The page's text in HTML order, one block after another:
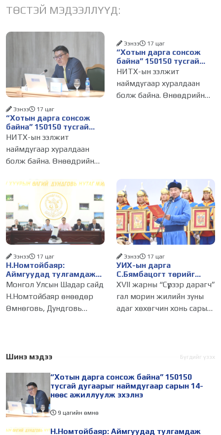
ТӨСТЭЙ МЭДЭЭЛЛҮҮД:
“Хотын дарга сонсож
байна” 150150 тусгай
дугаарыг наймдугаар
сарын 14-нөөс
ажиллуулж эхэлнэ
Ээнээ 17 цаг
НИТХ-ын ээлжит
наймдугаар хуралдаан
болж байна. Өнөөдрийн
нутгийн захиргааны
байгууллага, албан
тушаалтанд 2025, 2026
оны эхний хагас жилийн
байдлаар иргэдээс ирсэн
өргөдөл,
“Хотын дарга сонсож
байна” 150150 тусгай
дугаарыг наймдугаар
сарын 14-нөөс
ажиллуулж эхэлнэ
Ээнээ 17 цаг
НИТХ-ын ээлжит
наймдугаар хуралдаан
болж байна. Өнөөдрийн
өргөдөл,
Н.Номтойбаяр:
Аймгуудад тулгамдаж
буй асуудлуудыг долоо
хоног бүр Засгийн
газрын хуралдаанд
танилцуулж,
Ээнээ 17 цаг
Монгол Улсын Шадар сайд
Н.Номтойбаяр өнөөдөр
Өмнөговь, Дундговь
Онцгой комиссын даргын
Өмнөговь аймагт
УИХ-ын дарга
С.Бямбацогт төрийг
төлөөлөн Сутай хайрхны
тэнгэрийг тахих төрийн
тахилгад оролцлоо
Ээнээ 17 цаг
XVII жарны “Сүрээр дарагч”
гал морин жилийн зуны
адаг хөхөгчин хонь сарын
төрийн тахилга боллоо.
Шинэ мэдээ Бүгдийг үзэх
“Хотын дарга сонсож байна” 150150
тусгай дугаарыг наймдугаар сарын 14-
нөөс ажиллуулж эхэлнэ
9 цагийн өмнө
Н.Номтойбаяр: Аймгуудад тулгамдаж